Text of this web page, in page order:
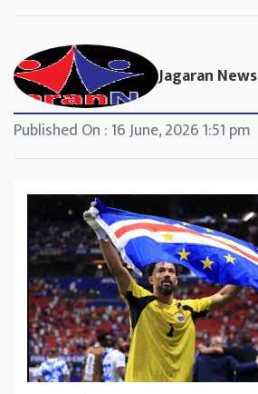
Jagaran News
Published On : 16 June, 2026 1:51 pm